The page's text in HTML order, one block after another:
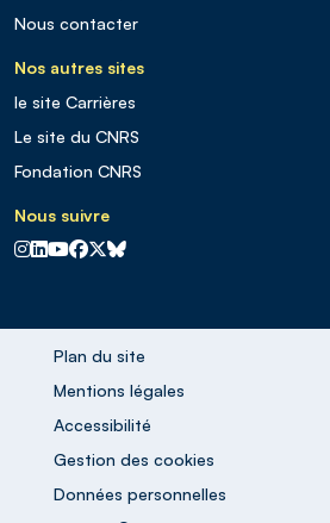
Nous contacter
Nos autres sites
le site Carrières
Le site du CNRS
Fondation CNRS
Nous suivre
CNRS sur Instagram
CNRS sur Linkedin
CNRS sur Youtube
CNRS sur Facebook
CNRS sur X
CNRS sur Blus sky
Plan du site
Mentions légales
Accessibilité
Gestion des cookies
Données personnelles